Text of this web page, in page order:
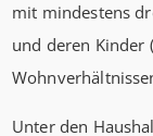
mit mindestens
und deren Kinder
Unter den